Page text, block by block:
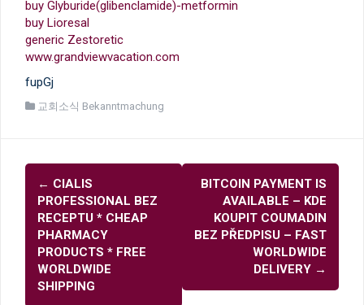
buy Glyburide(glibenclamide)-metformin
buy Lioresal
generic Zestoretic
www.grandviewvacation.com
fupGj
교회소식 Bekanntmachung
글
내
비
게
이
션
← CIALIS
PROFESSIONAL BEZ
RECEPTU * CHEAP
PHARMACY
PRODUCTS * FREE
WORLDWIDE
SHIPPING
BITCOIN PAYMENT IS
AVAILABLE – KDE
KOUPIT COUMADIN
BEZ PŘEDPISU – FAST
WORLDWIDE
DELIVERY →